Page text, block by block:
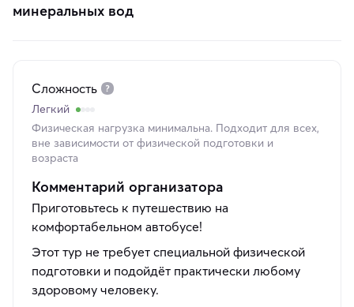
минеральных вод
Сложность
Легкий
Физическая нагрузка минимальна. Подходит для всех,
вне зависимости от физической подготовки и
возраста
Комментарий организатора
Приготовьтесь к путешествию на
комфортабельном автобусе!
Этот тур не требует специальной физической
подготовки и подойдёт практически любому
здоровому человеку.